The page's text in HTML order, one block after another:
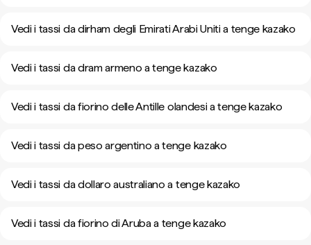
Vedi i tassi da dirham degli Emirati Arabi Uniti a tenge kazako
Vedi i tassi da dram armeno a tenge kazako
Vedi i tassi da fiorino delle Antille olandesi a tenge kazako
Vedi i tassi da peso argentino a tenge kazako
Vedi i tassi da dollaro australiano a tenge kazako
Vedi i tassi da fiorino di Aruba a tenge kazako